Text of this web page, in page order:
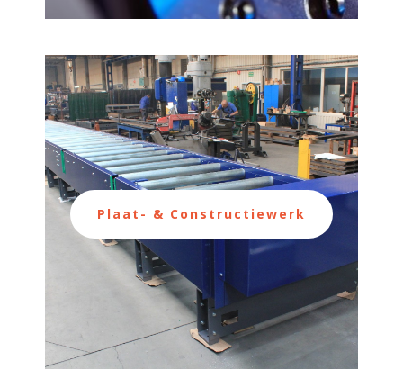
Plaat- & Constructiewerk